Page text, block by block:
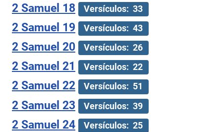
2 Samuel 18 Versículos: 33
2 Samuel 19 Versículos: 43
2 Samuel 20 Versículos: 26
2 Samuel 21 Versículos: 22
2 Samuel 22 Versículos: 51
2 Samuel 23 Versículos: 39
2 Samuel 24 Versículos: 25